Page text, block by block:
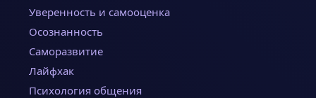
Уверенность и самооценка
Осознанность
Саморазвитие
Лайфхак
Психология общения